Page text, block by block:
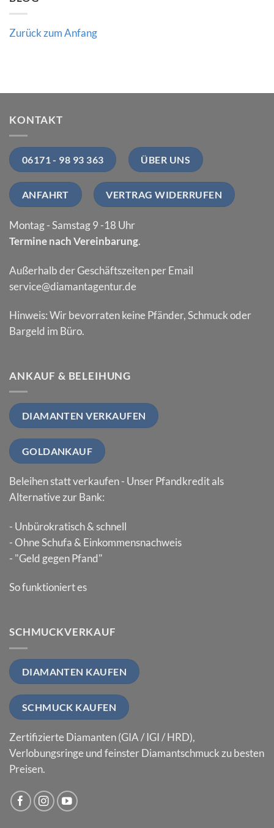
Zurück zum Anfang
KONTAKT
06171 - 98 93 363 ÜBER UNS
ANFAHRT VERTRAG WIDERRUFEN
Montag - Samstag 9 -18 Uhr
Termine nach Vereinbarung.
Außerhalb der Geschäftszeiten per Email
service@diamantagentur.de
Hinweis: Wir bevorraten keine Pfänder, Schmuck oder
Bargeld im Büro.
ANKAUF & BELEIHUNG
DIAMANTEN VERKAUFEN
GOLDANKAUF
Beleihen statt verkaufen - Unser Pfandkredit als
Alternative zur Bank:
- Unbürokratisch & schnell
- Ohne Schufa & Einkommensnachweis
- "Geld gegen Pfand"
So funktioniert es
SCHMUCKVERKAUF
DIAMANTEN KAUFEN
SCHMUCK KAUFEN
Zertifizierte Diamanten (GIA / IGI / HRD),
Verlobungsringe und feinster Diamantschmuck zu besten
Preisen.